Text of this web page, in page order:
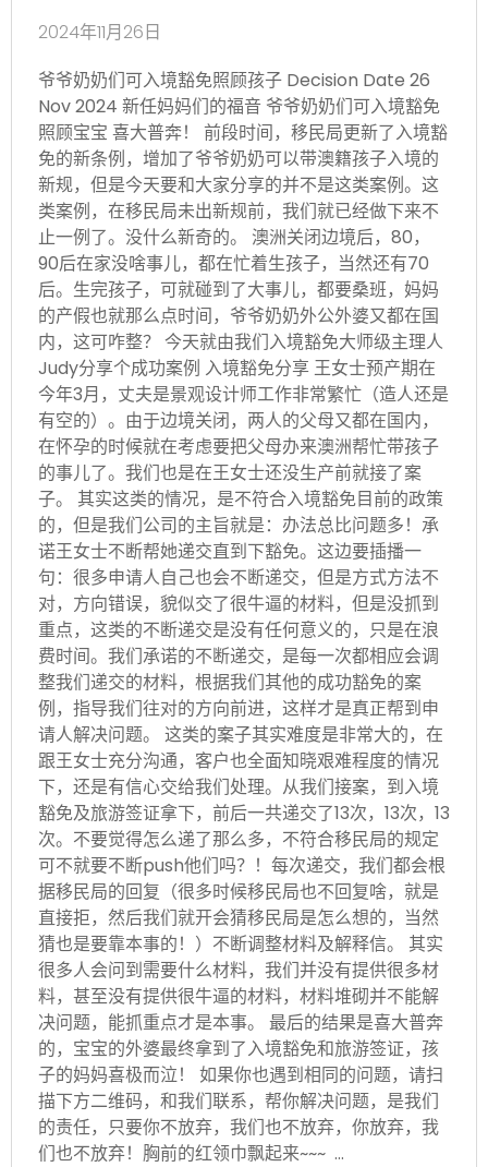
2024年11月26日
爷爷奶奶们可入境豁免照顾孩子 Decision Date 26
Nov 2024 新任妈妈们的福音 爷爷奶奶们可入境豁免
照顾宝宝 喜大普奔！ 前段时间，移民局更新了入境豁
免的新条例，增加了爷爷奶奶可以带澳籍孩子入境的
新规，但是今天要和大家分享的并不是这类案例。这
类案例，在移民局未出新规前，我们就已经做下来不
止一例了。没什么新奇的。 澳洲关闭边境后，80，
90后在家没啥事儿，都在忙着生孩子，当然还有70
后。生完孩子，可就碰到了大事儿，都要桑班，妈妈
的产假也就那么点时间，爷爷奶奶外公外婆又都在国
内，这可咋整？ 今天就由我们入境豁免大师级主理人
Judy分享个成功案例 入境豁免分享 王女士预产期在
今年3月，丈夫是景观设计师工作非常繁忙（造人还是
有空的）。由于边境关闭，两人的父母又都在国内，
在怀孕的时候就在考虑要把父母办来澳洲帮忙带孩子
的事儿了。我们也是在王女士还没生产前就接了案
子。 其实这类的情况，是不符合入境豁免目前的政策
的，但是我们公司的主旨就是：办法总比问题多！承
诺王女士不断帮她递交直到下豁免。这边要插播一
句：很多申请人自己也会不断递交，但是方式方法不
对，方向错误，貌似交了很牛逼的材料，但是没抓到
重点，这类的不断递交是没有任何意义的，只是在浪
费时间。我们承诺的不断递交，是每一次都相应会调
整我们递交的材料，根据我们其他的成功豁免的案
例，指导我们往对的方向前进，这样才是真正帮到申
请人解决问题。 这类的案子其实难度是非常大的，在
跟王女士充分沟通，客户也全面知晓艰难程度的情况
下，还是有信心交给我们处理。从我们接案，到入境
豁免及旅游签证拿下，前后一共递交了13次，13次，13
次。不要觉得怎么递了那么多，不符合移民局的规定
可不就要不断push他们吗？！每次递交，我们都会根
据移民局的回复（很多时候移民局也不回复啥，就是
直接拒，然后我们就开会猜移民局是怎么想的，当然
猜也是要靠本事的！）不断调整材料及解释信。 其实
很多人会问到需要什么材料，我们并没有提供很多材
料，甚至没有提供很牛逼的材料，材料堆砌并不能解
决问题，能抓重点才是本事。 最后的结果是喜大普奔
的，宝宝的外婆最终拿到了入境豁免和旅游签证，孩
子的妈妈喜极而泣！ 如果你也遇到相同的问题，请扫
描下方二维码，和我们联系，帮你解决问题，是我们
的责任，只要你不放弃，我们也不放弃，你放弃，我
们也不放弃！胸前的红领巾飘起来~~~ …